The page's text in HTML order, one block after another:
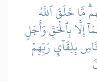
مَّا خَلَقَ ٱللَّهُ
إِلَّا بِٱلۡحَقِّ وَأَجَلٖ
بِلِقَآيِٕ رَبِّهِمۡ